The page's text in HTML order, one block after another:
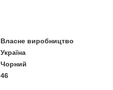
Власне виробництво
Україна
Чорний
46